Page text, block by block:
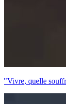
"Vivre, quelle